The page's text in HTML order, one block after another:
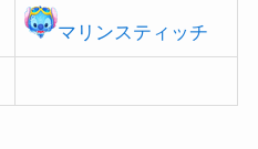
マリンスティッチ